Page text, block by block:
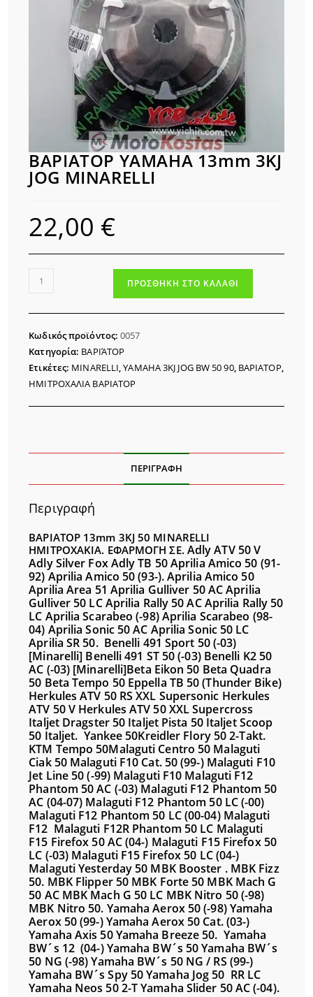
ΒΑΡΙΑΤΟΡ YAMAHA 13mm 3KJ
JOG MINARELLI
22,00 €
ΒΑΡΙΑΤΟΡ
13mm
JOG
MINARELLI
ποσότητα
ΠΡΟΣΘΉΚΗ ΣΤΟ ΚΑΛΆΘΙ
Κωδικός προϊόντος:0057
Κατηγορία: ΒΑΡΙΆΤΟΡ
Ετικέτες: MINARELLI,YAMAHA 3KJ JOG BW 50 90, ΒΑΡΙΑΤΟΡ,
ΗΜΙΤΡΟΧΑΛΙΑ ΒΑΡΙΑΤΟΡ
ΠΕΡΙΓΡΑΦΉ
Περιγραφή
ΒΑΡΙΑΤΟΡ 13mm 3KJ 50 MINARELLI
ΗΜΙΤΡΟΧΑΚΙΑ. ΕΦΑΡΜΟΓΗ ΣΕ. Adly ATV 50 V
Adly Silver FoxAdly TB 50Aprilia Amico 50 (91-
92) Aprilia Amico 50 (93-).Aprilia Amico 50
Aprilia Area 51 Aprilia Gulliver 50 ACAprilia
Gulliver 50 LCAprilia Rally 50 ACAprilia Rally 50
LC Aprilia Scarabeo (-98)Aprilia Scarabeo (98-
04) Aprilia Sonic 50 AC Aprilia Sonic 50 LC
Aprilia SR 50. Benelli 491 Sport 50 (-03)
[Minarelli] Benelli 491 ST 50 (-03) Benelli K2 50
AC (-03) [Minarelli]Beta Eikon 50 Beta Quadra
50 Beta Tempo 50 Eppella TB 50 (Thunder Bike)
Herkules ATV 50 RS XXL Supersonic Herkules
ATV 50 V Herkules ATV 50 XXL Supercross
Italjet Dragster 50 Italjet Pista 50 Italjet Scoop
50 Italjet. Yankee 50Kreidler Flory 50 2-Takt.
KTM Tempo 50Malaguti Centro 50 Malaguti
Ciak 50 Malaguti F10 Cat. 50 (99-) Malaguti F10
Jet Line 50 (-99) Malaguti F10 Malaguti F12
Phantom 50 AC (-03) Malaguti F12 Phantom 50
AC (04-07) Malaguti F12 Phantom 50 LC (-00)
Malaguti F12 Phantom 50 LC (00-04) Malaguti
F12 Malaguti F12R Phantom 50 LC Malaguti
F15 Firefox 50 AC (04-) Malaguti F15 Firefox 50
LC (-03) Malaguti F15 Firefox 50 LC (04-)
Malaguti Yesterday 50 MBK Booster . MBK Fizz
50. MBK Flipper 50 MBK Forte 50 MBK Mach G
50 AC MBK Mach G 50 LC MBK Nitro 50 (-98)
MBK Nitro 50. Yamaha Aerox 50 (-98)Yamaha
Aerox 50 (99-)Yamaha Aerox 50 Cat. (03-)
Yamaha Axis 50Yamaha Breeze 50. Yamaha
BW´s 12 (04-)Yamaha BW´s 50Yamaha BW´s
50 NG (-98)Yamaha BW´s 50 NG / RS (99-)
Yamaha BW´s Spy 50Yamaha Jog 50 RR LC
Yamaha Neos 50 2-TYamaha Slider 50 AC (-04).